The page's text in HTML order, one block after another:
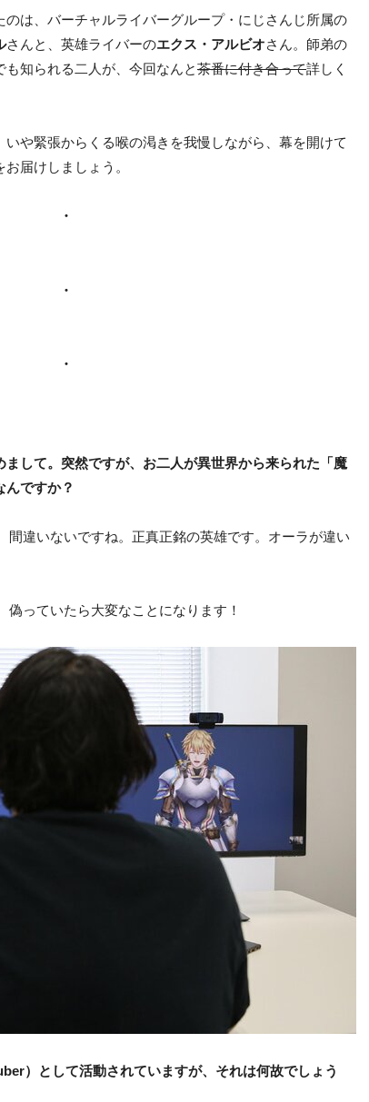
は、バーチャルライバーグループ・にじさんじ所属の
さんと、英雄ライバーのエクス・アルビオさん。師弟の
知られる二人が、今回なんと茶番に付き合って詳しく
や緊張からくる喉の渇きを我慢しながら、幕を開けて
届けしましょう。
・
・
・
して。突然ですが、お二人が異世界から来られた「魔
んですか？
間違いないですね。正真正銘の英雄です。オーラが違い
偽っていたら大変なことになります！
）として活動されていますが、それは何故でしょう